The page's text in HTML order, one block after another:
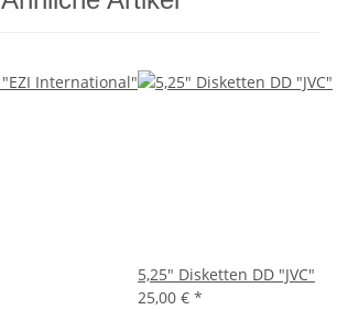
5,25" Disketten DD "JVC"
25,00 € *